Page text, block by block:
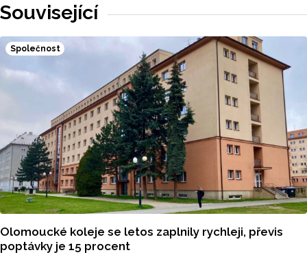
Související
Společnost
Olomoucké koleje se letos zaplnily rychleji, převis
poptávky je 15 procent